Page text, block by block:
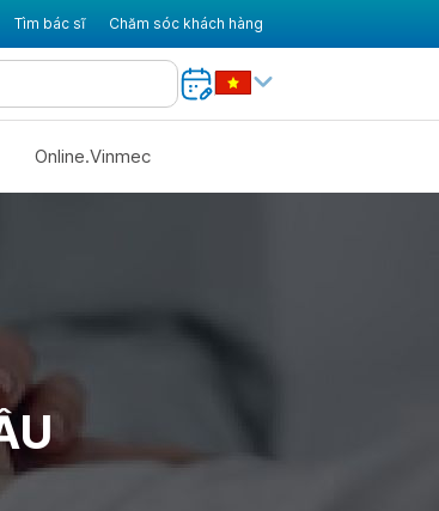
Tìm bác sĩ Chăm sóc khách hàng
Online.Vinmec